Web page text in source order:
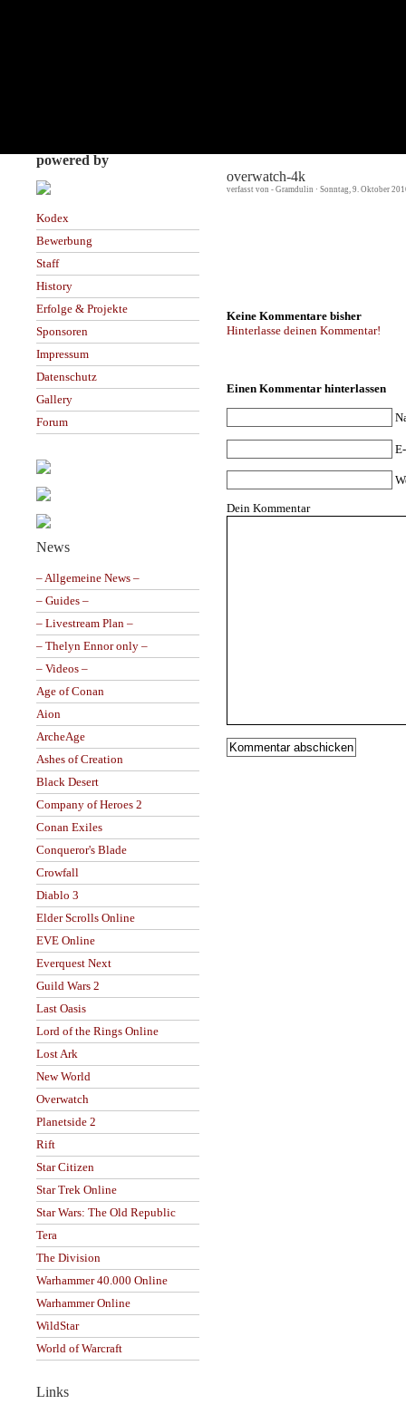
powered by
Kodex
Bewerbung
Staff
History
Erfolge & Projekte
Sponsoren
Impressum
Datenschutz
Gallery
Forum
News
– Allgemeine News –
– Guides –
– Livestream Plan –
– Thelyn Ennor only –
– Videos –
Age of Conan
Aion
ArcheAge
Ashes of Creation
Black Desert
Company of Heroes 2
Conan Exiles
Conqueror's Blade
Crowfall
Diablo 3
Elder Scrolls Online
EVE Online
Everquest Next
Guild Wars 2
Last Oasis
Lord of the Rings Online
Lost Ark
New World
Overwatch
Planetside 2
Rift
Star Citizen
Star Trek Online
Star Wars: The Old Republic
Tera
The Division
Warhammer 40.000 Online
Warhammer Online
WildStar
World of Warcraft
Links
overwatch-4k
verfasst von - Gramdulin · Sonntag, 9. Oktober
Keine Kommentare bisher
Hinterlasse deinen Kommentar!
Einen Kommentar hinterlassen
Dein Kommentar